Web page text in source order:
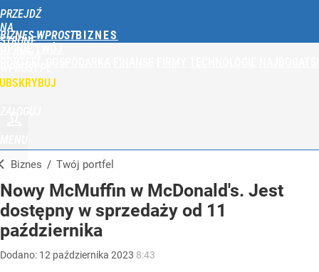
PRZEJDŹ
NA
STRONĘ
BIZNES WPROST
Biznes / Twój portfel
Nowy McMuffin w McDonald's. Jest
dostępny w sprzedaży od 11
października
Dodano: 12 października 2023 8:43